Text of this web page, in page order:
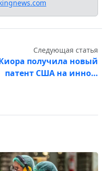
Следующая статья
получила новый
патент США на инно…